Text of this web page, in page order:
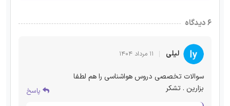
۶ دیدگاه
لیلی ۱۱ مرداد ۱۴۰۴
سوالات تخصصی دروس هواشناسی را هم لطفا
بزارین . تشکر
پاسخ